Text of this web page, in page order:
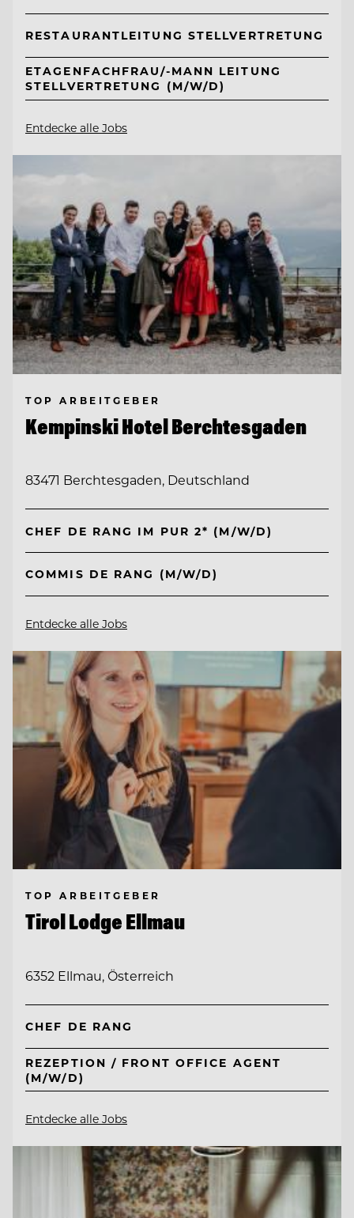
RESTAURANTLEITUNG STELLVERTRETUNG
ETAGENFACHFRAU/-MANN LEITUNG
STELLVERTRETUNG (M/W/D)
Entdecke alle Jobs
TOP ARBEITGEBER
Kempinski Hotel Berchtesgaden
83471 Berchtesgaden, Deutschland
CHEF DE RANG IM PUR 2* (M/W/D)
COMMIS DE RANG (M/W/D)
Entdecke alle Jobs
TOP ARBEITGEBER
Tirol Lodge Ellmau
6352 Ellmau, Österreich
CHEF DE RANG
REZEPTION / FRONT OFFICE AGENT
(M/W/D)
Entdecke alle Jobs